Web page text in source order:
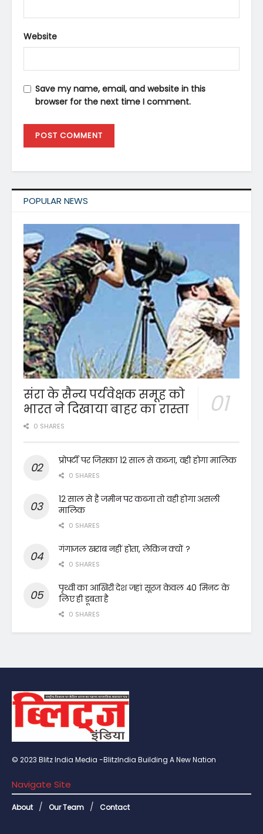
Website
Save my name, email, and website in this
browser for the next time I comment.
POPULAR NEWS
संरा के सैन्य पर्यवेक्षक समूह को
भारत ने दिखाया बाहर का रास्ता
0 SHARES
प्रोपर्टी पर जिसका 12 साल से कब्जा, वही होगा मालिक
0 SHARES
12 साल से है जमीन पर कब्जा तो वही होगा असली
मालिक
0 SHARES
गंगाजल खराब नहीं होता, लेकिन क्यों ?
0 SHARES
पृथ्वी का आखिरी देश जहां सूरज केवल 40 मिनट के
लिए ही डूबता है
0 SHARES
© 2023 Blitz India Media -BlitzIndia Building A New Nation
Navigate Site
About Our Team Contact